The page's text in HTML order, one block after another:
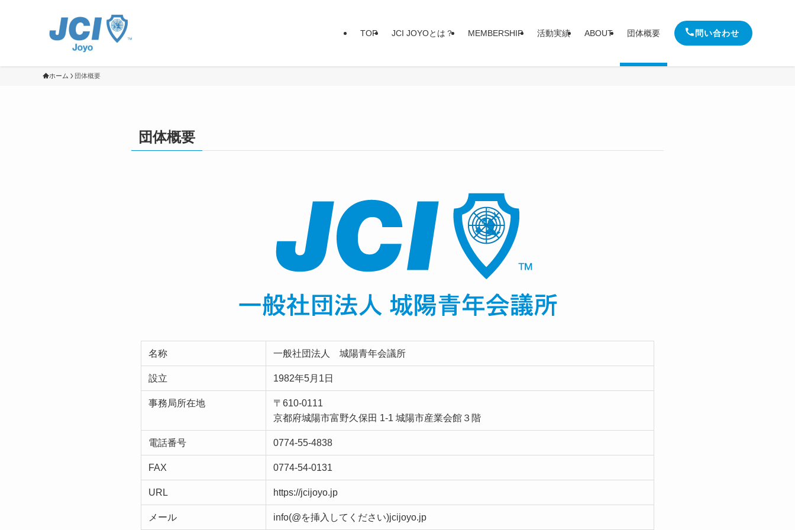
TOP JCI JOYOとは？ MEMBERSHIP 活動実績 ABOUT 団体概要 問い合わせ
ホーム 団体概要
団体概要
名称 一般社団法人 城陽青年会議所
設立 1982年5月1日
事務局所在地
〒610-0111
京都府城陽市富野久保田 1-1 城陽市産業会館３階
電話番号 0774-55-4838
FAX 0774-54-0131
URL https://jcijoyo.jp
メール info(@を挿入してください)jcijoyo.jp